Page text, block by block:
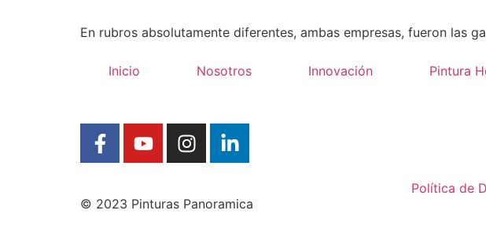
En rubros absolutamente diferentes, ambas empresas, fueron las
Inicio Nosotros Innovación Pintura
Política de
© 2023 Pinturas Panoramica